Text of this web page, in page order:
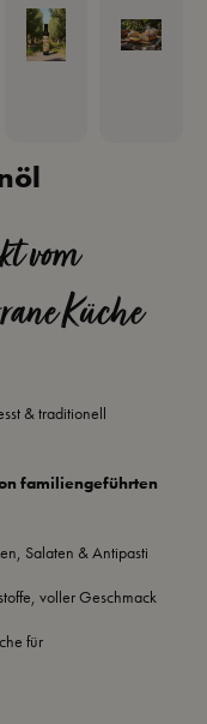
vom
Küche
& traditionell
familiengeführten
Salaten & Antipasti
voller Geschmack
für